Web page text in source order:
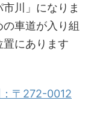
川」になりま
車道が入り組
にあります
〒272-0012